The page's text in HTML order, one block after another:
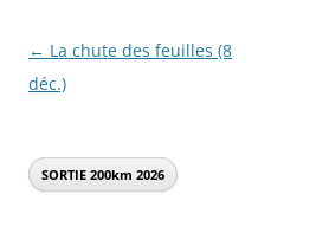
Navigation
des
← La chute des feuilles (8
déc.)
SORTIE 200km 2026